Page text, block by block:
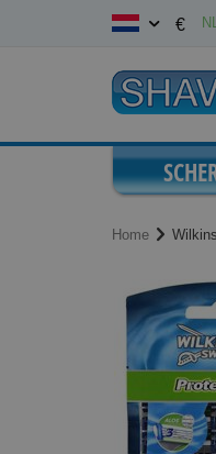
Ga
inhoud
€
Home
naar
het
einde
van
de
afbeeldingen-
gallerij
naar
het
begin
van
de
afbeeldingen-
gallerij